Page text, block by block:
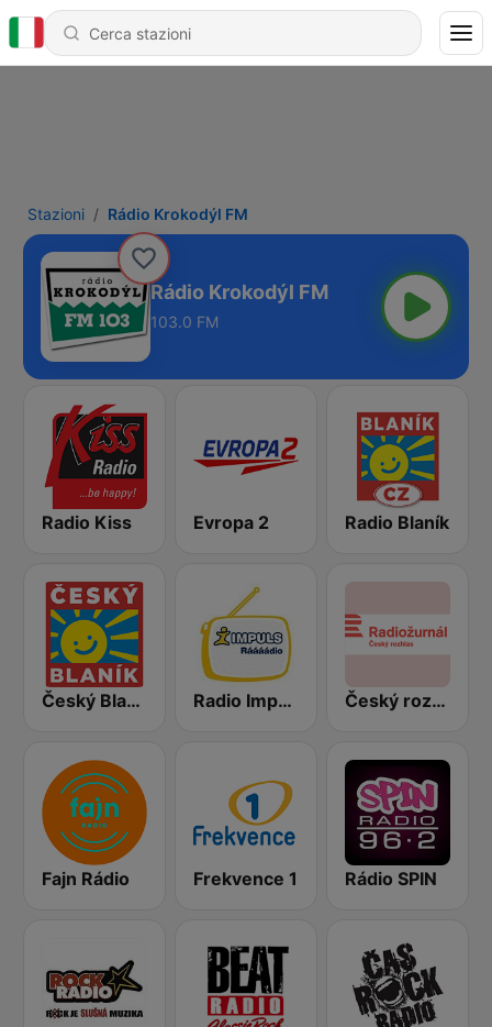
Stazioni Rádio Krokodýl FM
Rádio Krokodýl FM
103.0 FM
Radio Kiss Evropa 2 Radio Blaník
Český Blaník Radio Impuls Český rozhlas Radiožurnál
Fajn Rádio Frekvence 1 Rádio SPIN